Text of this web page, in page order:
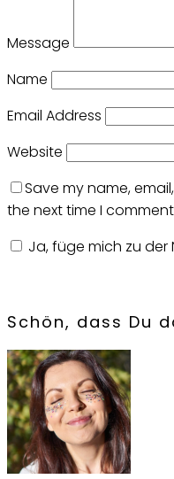
Message
Name
Email Address
Website
Save my name,
the next time I
Ja, füge mich zu der
Schön, dass Du